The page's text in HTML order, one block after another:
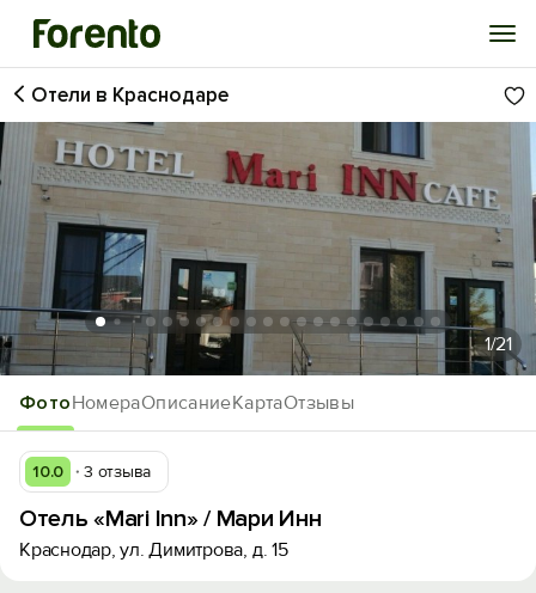
Войти
Избранное
История просмотра
Добавить свой объект
ФотоНомераОписаниеКартаОтзывы
Отели в Краснодаре
1/21
10.0 3 отзыва
Отель «Mari Inn» / Мари Инн
Краснодар, ул. Димитрова, д. 15